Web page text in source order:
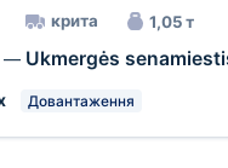
крита 1,05 т
— Ukmergės
Довантаження